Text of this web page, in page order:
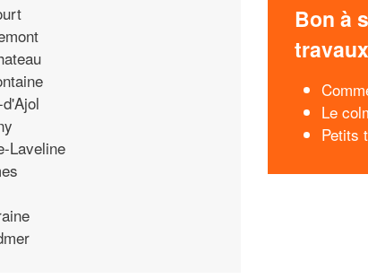
Laveline
Bon à
travaux
Le
Petits